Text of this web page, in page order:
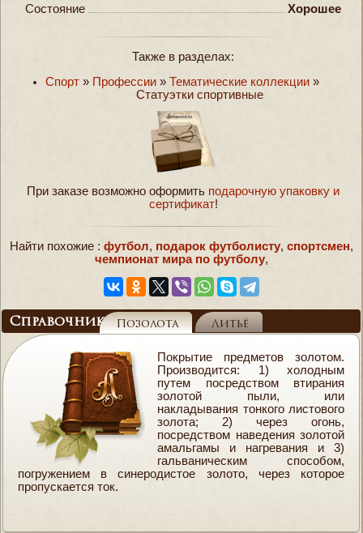
Состояние
Хорошее
Также в разделах:
Спорт » Профессии » Тематические коллекции »
Статуэтки спортивные
При заказе возможно оформить подарочную упаковку и
сертификат!
Найти похожие : футбол, подарок футболисту, спортсмен,
чемпионат мира по футболу,
Справочник Позолота Литьё
Покрытие предметов золотом.
Производится: 1) холодным
путем посредством втирания
золотой пыли, или
накладывания тонкого листового
золота; 2) через огонь,
посредством наведения золотой
амальгамы и нагревания и 3)
гальваническим способом,
погружением в синеродистое золото, через которое
пропускается ток.